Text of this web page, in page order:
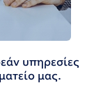
υπηρεσίες
μας.